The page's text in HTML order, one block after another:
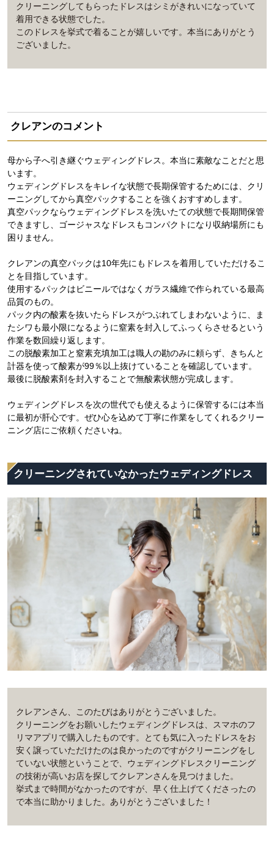
クリーニングしてもらったドレスはシミがきれいになっていて
着用できる状態でした。
このドレスを挙式で着ることが嬉しいです。本当にありがとう
ございました。
クレアンのコメント
母から子へ引き継ぐウェディングドレス。本当に素敵なことだと思
います。
ウェディングドレスをキレイな状態で長期保管するためには、クリ
ーニングしてから真空パックすることを強くおすすめします。
真空パックならウェディングドレスを洗いたての状態で長期間保管
できますし、ゴージャスなドレスもコンパクトになり収納場所にも
困りません。
クレアンの真空パックは10年先にもドレスを着用していただけるこ
とを目指しています。
使用するパックはビニールではなくガラス繊維で作られている最高
品質のもの。
パック内の酸素を抜いたらドレスがつぶれてしまわないように、ま
たシワも最小限になるように窒素を封入してふっくらさせるという
作業を数回繰り返します。
この脱酸素加工と窒素充填加工は職人の勘のみに頼らず、きちんと
計器を使って酸素が99％以上抜けていることを確認しています。
最後に脱酸素剤を封入することで無酸素状態が完成します。
ウェディングドレスを次の世代でも使えるように保管するには本当
に最初が肝心です。ぜひ心を込めて丁寧に作業をしてくれるクリー
ニング店にご依頼くださいね。
クリーニングされていなかったウェディングドレス
クレアンさん、このたびはありがとうございました。
クリーニングをお願いしたウェディングドレスは、スマホのフ
リマアプリで購入したものです。とても気に入ったドレスをお
安く譲っていただけたのは良かったのですがクリーニングをし
ていない状態ということで、ウェディングドレスクリーニング
の技術が高いお店を探してクレアンさんを見つけました。
挙式まで時間がなかったのですが、早く仕上げてくださったの
で本当に助かりました。ありがとうございました！